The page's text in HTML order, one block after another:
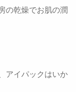
の乾燥でお肌の潤
アイパックはいか